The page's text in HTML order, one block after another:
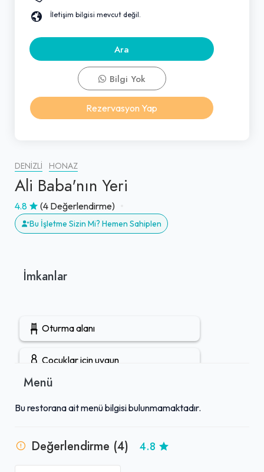
DENIZLI HONAZ
Ali Baba'nın Yeri
4.8 (4 Değerlendirme)
Bu İşletme Sizin Mi? Hemen Sahiplen
İmkanlar
Oturma alanı
Çocuklar için uygun
Öğle yemeği servisi
Menü
Bu restorana ait menü bilgisi bulunmamaktadır.
Değerlendirme (4) 4.8
İletişim bilgisi mevcut değil.
Ara
Bilgi Yok
Rezervasyon Yap